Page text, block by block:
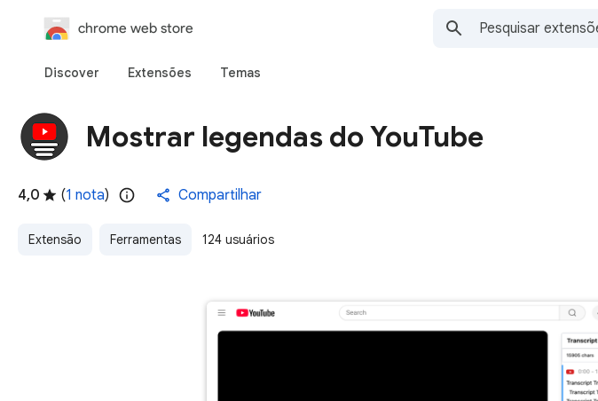
chrome web store
Discover Extensões Temas
Mostrar legendas do YouTube
4,0 (1 nota) Compartilhar
Extensão Ferramentas 124 usuários